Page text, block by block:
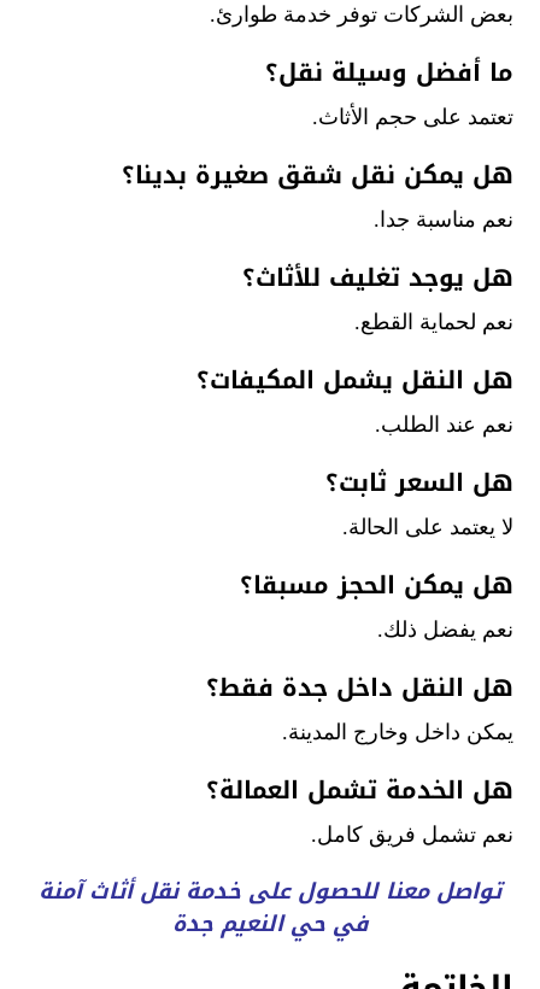
بعض الشركات توفر خدمة طوارئ.
ما أفضل وسيلة نقل؟
تعتمد على حجم الأثاث.
هل يمكن نقل شقق صغيرة بدينا؟
نعم مناسبة جدا.
هل يوجد تغليف للأثاث؟
نعم لحماية القطع.
هل النقل يشمل المكيفات؟
نعم عند الطلب.
هل السعر ثابت؟
لا يعتمد على الحالة.
هل يمكن الحجز مسبقا؟
نعم يفضل ذلك.
هل النقل داخل جدة فقط؟
يمكن داخل وخارج المدينة.
هل الخدمة تشمل العمالة؟
نعم تشمل فريق كامل.
تواصل معنا للحصول على خدمة نقل أثاث آمنة
في حي النعيم جدة